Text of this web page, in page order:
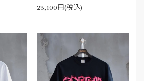
23,100円(税込)